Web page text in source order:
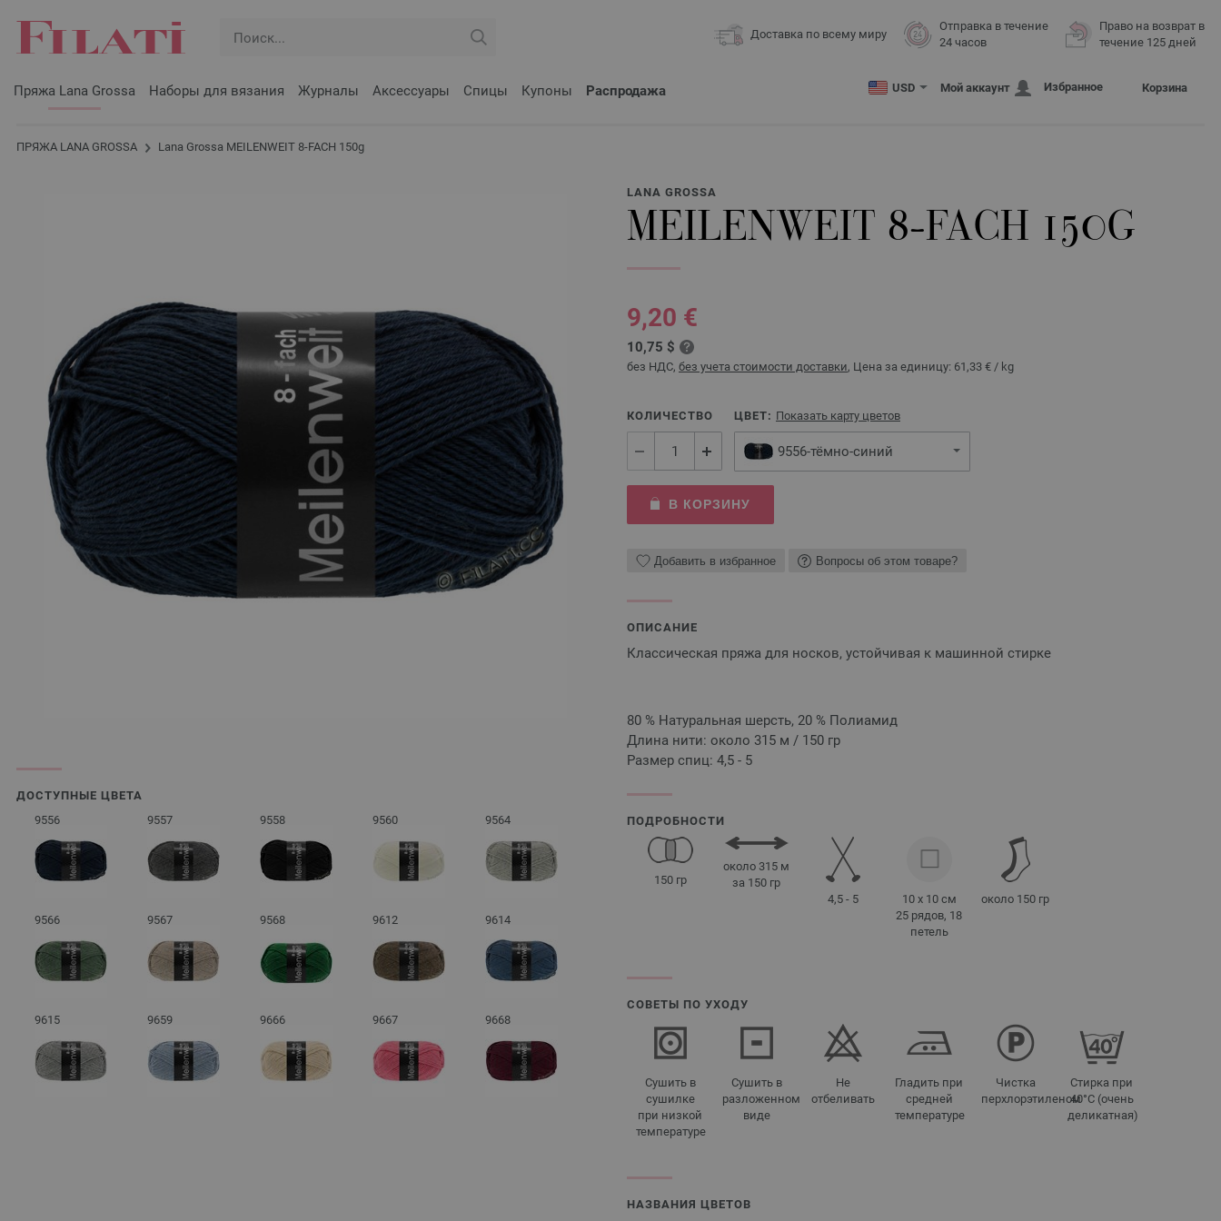
Доставка по всему миру
Отправка в течение
24 часов
Право на возврат в
течение 125 дней
Пряжа Lana Grossa Наборы для вязания Журналы Аксессуары Спицы Купоны Распродажа USD Мой аккаунт Избранное Корзина
ПРЯЖА LANA GROSSA Lana Grossa MEILENWEIT 8-FACH 150g
ДОСТУПНЫЕ ЦВЕТА
9556
9557 9558 9560 9564
9566 9567 9568 9612 9614
9615 9659 9666 9667 9668
LANA GROSSA
MEILENWEIT 8-FACH 150G
9,20 €
10,75 $
без НДС, без учета стоимости доставки, Цена за единицу: 61,33 € / kg
КОЛИЧЕСТВО ЦВЕТ: Показать карту цветов
9556-тёмно-синий
В КОРЗИНУ
Добавить в избранное Вопросы об этом товаре?
ОПИСАНИЕ
Классическая пряжа для носков, устойчивая к машинной стирке
80 % Натуральная шерсть, 20 % Полиамид
Длина нити: около 315 м / 150 гр
Размер спиц: 4,5 - 5
ПОДРОБНОСТИ
150 гр
около 315 м
за 150 гр
4,5 - 5
10 x 10 см
25 рядов, 18
петель
около 150 гр
СОВЕТЫ ПО УХОДУ
Сушить в
сушилке
при низкой
температуре
Сушить в
разложенном
виде
Не
отбеливать
Гладить при
средней
температуре
Чистка
перхлорэтиленом
Стирка при
40°C (очень
деликатная)
НАЗВАНИЯ ЦВЕТОВ